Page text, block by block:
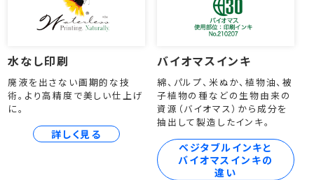
水なし印刷
廃液を出さない画期的な技
術。より高精度で美しい仕上げ
に。
詳しく見る
バイオマスインキ
綿、パルプ、米ぬか、植物油、被
子植物の種などの生物由来の
資源（バイオマス）から成分を
抽出して製造したインキ。
ベジタブルインキと
バイオマスインキの
違い